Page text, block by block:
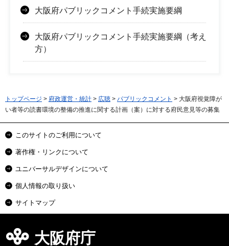
大阪府パブリックコメント手続実施要綱
大阪府パブリックコメント手続実施要綱（考え
方）
トップページ > 府政運営・統計 > 広聴 > パブリックコメント > 大阪府視覚障が
い者等の読書環境の整備の推進に関する計画（案）に対する府民意見等の募集
このサイトのご利用について
著作権・リンクについて
ユニバーサルデザインについて
個人情報の取り扱い
サイトマップ
大阪府庁